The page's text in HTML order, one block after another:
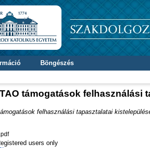
Böngészés
TAO támogatások felhasználási
felhasználási tapasztalatai
users only